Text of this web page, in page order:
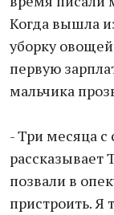
Когда вышла
уборку
первую
мальчика
- Три месяца с
рассказывает
позвали в
пристроить. Я